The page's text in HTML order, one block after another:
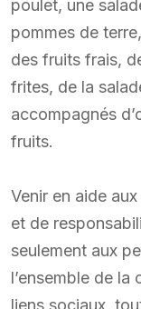
poulet, une
pommes de
des fruits frais,
frites, de la
accompagnés
fruits.
Venir en aide
et de
seulement aux
l’ensemble de la
liens sociaux,